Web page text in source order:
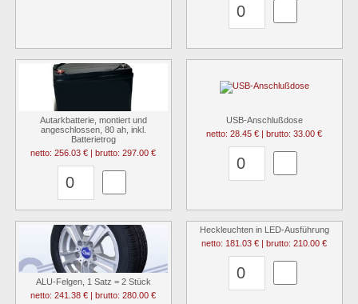
Autarkbatterie, montiert und
angeschlossen, 80 ah, inkl.
Batterietrog
netto: 256.03 € | brutto: 297.00 €
USB-Anschlußdose
netto: 28.45 € | brutto: 33.00 €
ALU-Felgen, 1 Satz = 2 Stück
netto: 241.38 € | brutto: 280.00 €
Heckleuchten in LED-Ausführung
netto: 181.03 € | brutto: 210.00 €